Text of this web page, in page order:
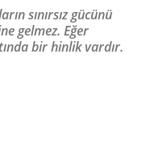
sınırsız gücünü
gelmez. Eğer
bir hinlik vardır.